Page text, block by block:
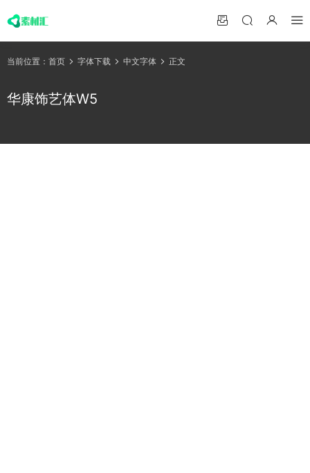
当前位置： 首页 字体下载 中文字体 正文
华康饰艺体W5